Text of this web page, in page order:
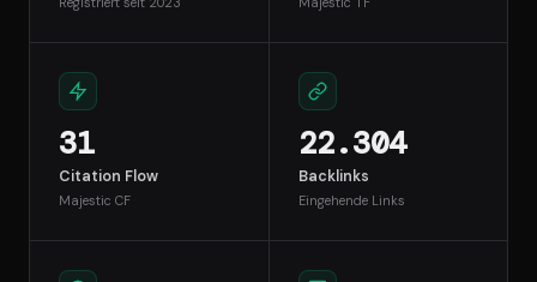
31
Citation Flow
Majestic CF
22.304
Backlinks
Eingehende Links